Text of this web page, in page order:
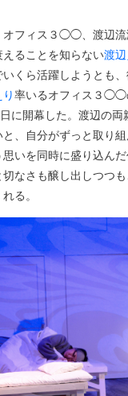
フィス３◯◯、渡辺流
ることを知らない渡
くら活躍しようとも
率いるオフィス３◯◯
に開幕した。渡辺の両
、自分がずっと取り
いを同時に盛り込ん
なさも醸し出しつつ
る。